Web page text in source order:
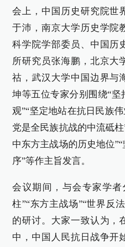
会上，中国历史研究院世
于沛，南京大学历史学院
科学院学部委员、中国历
所研究员张海鹏，北京大
祜，武汉大学中国边界与
坤等五位专家分别围绕“坚
观”“坚定地站在抗日民族
党是全民族抗战的中流砥
中东方主战场的历史地位
序”等作主旨发言。
会议期间，与会专家学者
柱”“东方主战场”“世界反
的研讨。大家一致认为，
中，中国人民抗日战争开